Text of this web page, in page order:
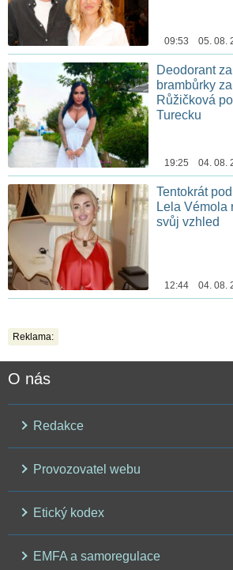
09:53 05. 08.
Deodorant
brambůrky
Růžičková
Turecku
19:25 04. 08.
Tentokrát
Lela Vémola
svůj vzhled
12:44 04. 08.
Reklama:
O nás
Redakce
Provozovatel webu
Etický kodex
EMFA a samoregulace